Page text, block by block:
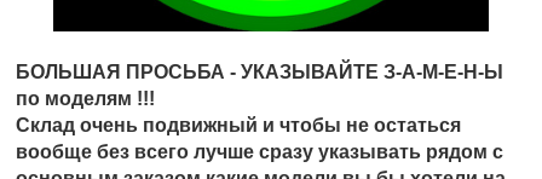
БОЛЬШАЯ ПРОСЬБА - УКАЗЫВАЙТЕ З-А-М-Е-Н-Ы
по моделям !!!
Склад очень подвижный и чтобы не остаться
вообще без всего лучше сразу указывать рядом с